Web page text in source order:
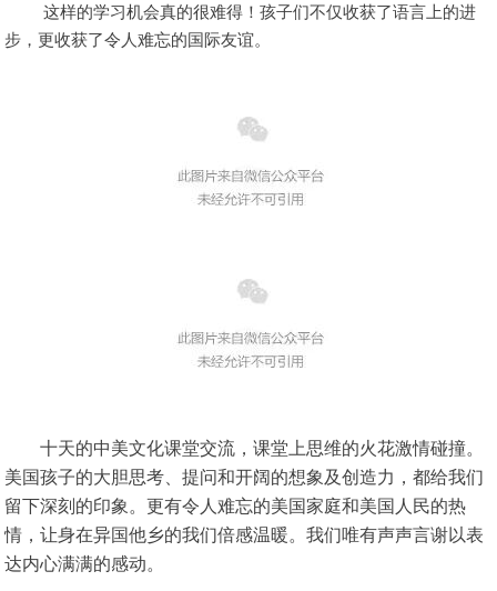
这样的学习机会真的很难得！孩子们不仅收获了语言上的进
步，更收获了令人难忘的国际友谊。
十天的中美文化课堂交流，课堂上思维的火花激情碰撞。
美国孩子的大胆思考、提问和开阔的想象及创造力，都给我们
留下深刻的印象。更有令人难忘的美国家庭和美国人民的热
情，让身在异国他乡的我们倍感温暖。我们唯有声声言谢以表
达内心满满的感动。